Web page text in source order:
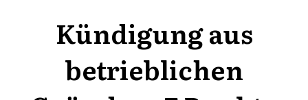
Kündigung aus
betrieblichen